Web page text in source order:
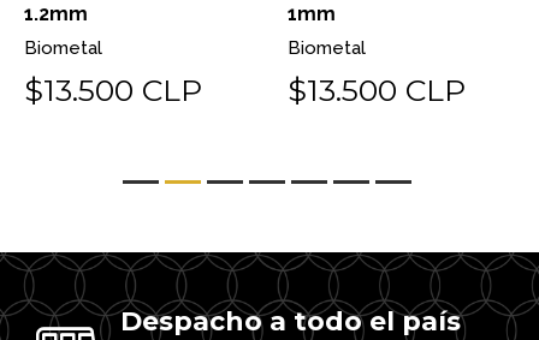
1.2mm
Biometal
$13.500 CLP
1mm
Biometal
$13.500 CLP
Despacho a todo el país